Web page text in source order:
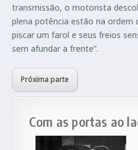
transmissão, o motorista
plena potência estão na ordem
piscar um farol e seus freios
sem afundar a frente”.
Próxima parte
Com as portas ao